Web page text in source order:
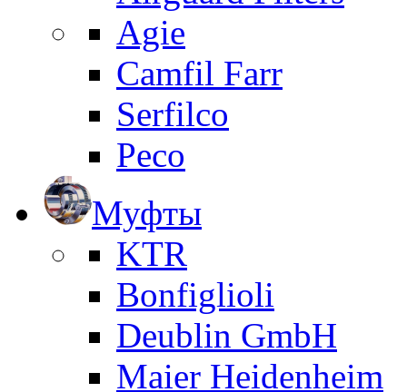
Agie
Camfil Farr
Serfilco
Peco
Муфты
KTR
Bonfiglioli
Deublin GmbH
Maier Heidenheim